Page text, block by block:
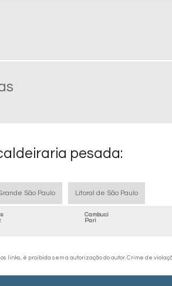
pesada:
São Paulo Litoral de São Paulo
Cambuci
Pari
links, é proibida sem a autorização do autor. Crime de